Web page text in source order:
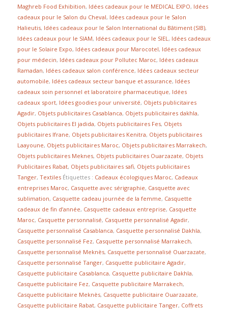
Maghreb Food Exhibition, Idées cadeaux pour le MEDICAL EXPO, Idées
cadeaux pour le Salon du Cheval, Idées cadeaux pour le Salon
Halieutis, Idées cadeaux pour le Salon International du Bâtiment (SIB),
Idées cadeaux pour le SIAM, Idées cadeaux pour le SIEL , Idées cadeaux
pour le Solaire Expo, Idées cadeaux pour Marocotel, Idées cadeaux
pour médecin, Idées cadeaux pour Pollutec Maroc, Idées cadeaux
Ramadan, Idées cadeaux salon conférence, Idées cadeaux secteur
automobile, Idées cadeaux secteur banque et assurance, Idées
cadeaux soin personnel et laboratoire pharmaceutique, Idées
cadeaux sport, Idées goodies pour université, Objets publicitaires
Agadir, Objets publicitaires Casablanca, Objets publicitaires dakhla,
Objets publicitaires El jadida, Objets publicitaires Fes, Objets
publicitaires Ifrane, Objets publicitaires Kenitra, Objets publicitaires
Laayoune, Objets publicitaires Maroc, Objets publicitaires Marrakech,
Objets publicitaires Meknes, Objets publicitaires Ouarzazate, Objets
Publicitaires Rabat, Objets publicitaires safi, Objets publicitaires
Tanger, Textiles Étiquettes : Cadeaux écologiques Maroc, Cadeaux
entreprises Maroc, Casquette avec sérigraphie, Casquette avec
sublimation, Casquette cadeau journée de la femme, Casquette
cadeaux de fin d’année, Casquette cadeaux entreprise, Casquette
Maroc, Casquette personnalisé, Casquette personnalisé Agadir,
Casquette personnalisé Casablanca, Casquette personnalisé Dakhla,
Casquette personnalisé Fez, Casquette personnalisé Marrakech,
Casquette personnalisé Meknès, Casquette personnalisé Ouarzazate,
Casquette personnalisé Tanger, Casquette publicitaire Agadir,
Casquette publicitaire Casablanca, Casquette publicitaire Dakhla,
Casquette publicitaire Fez, Casquette publicitaire Marrakech,
Casquette publicitaire Meknès, Casquette publicitaire Ouarzazate,
Casquette publicitaire Rabat, Casquette publicitaire Tanger, Coffrets